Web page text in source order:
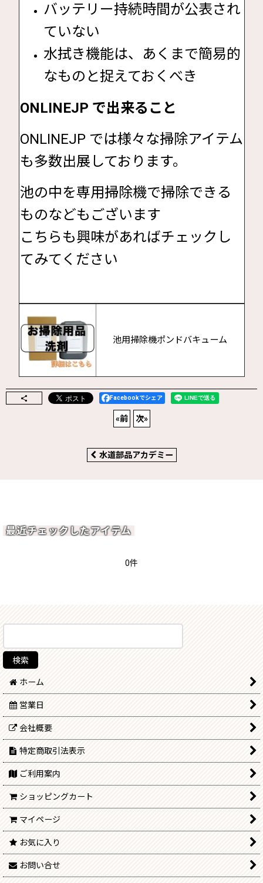
バッテリー持続時間が公表され
ていない
水拭き機能は、あくまで簡易的
なものと捉えておくべき
ONLINEJP で出来ること
ONLINEJP では様々な掃除アイテム
も多数出展しております。
池の中を専用掃除機で掃除できる
ものなどもございます
こちらも興味があればチェックし
てみてください
池用掃除機ポンドバキューム
Facebookでシェア
«前 次»
水道部品アカデミー
最近チェックしたアイテム
0件
ホーム
営業日
会社概要
特定商取引法表示
ご利用案内
ショッピングカート
マイページ
お気に入り
お問い合せ